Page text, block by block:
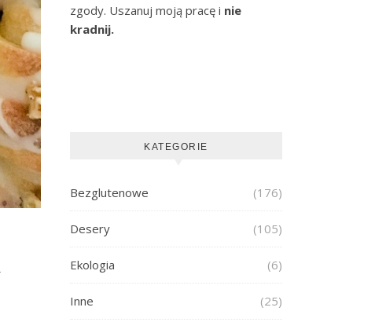
zgody. Uszanuj moją pracę i nie
kradnij.
KATEGORIE
Bezglutenowe (176)
Desery (105)
Ekologia (6)
Inne (25)